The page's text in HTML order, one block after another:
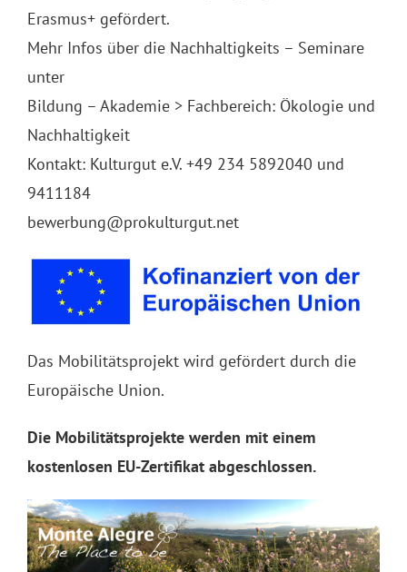
Erasmus+ gefördert.
Mehr Infos über die Nachhaltigkeits – Seminare
unter
Bildung – Akademie > Fachbereich: Ökologie und
Nachhaltigkeit
Kontakt: Kulturgut e.V. +49 234 5892040 und
9411184
bewerbung@prokulturgut.net
Das Mobilitätsprojekt wird gefördert durch die
Europäische Union.
Die Mobilitätsprojekte werden mit einem
kostenlosen EU-Zertifikat abgeschlossen.